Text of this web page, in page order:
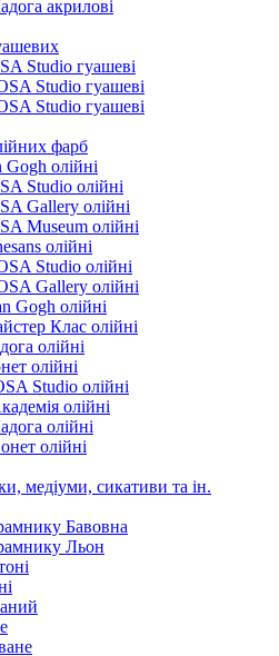
акрилові
Studio гуашеві
Studio гуашеві
Studio гуашеві
фарб
олійні
Studio олійні
Gallery олійні
Museum олійні
олійні
Studio олійні
Gallery олійні
Gogh олійні
Клас олійні
олійні
олійні
Studio олійні
олійні
олійні
олійні
медіуми, сикативи та ін.
Бавовна
Льон